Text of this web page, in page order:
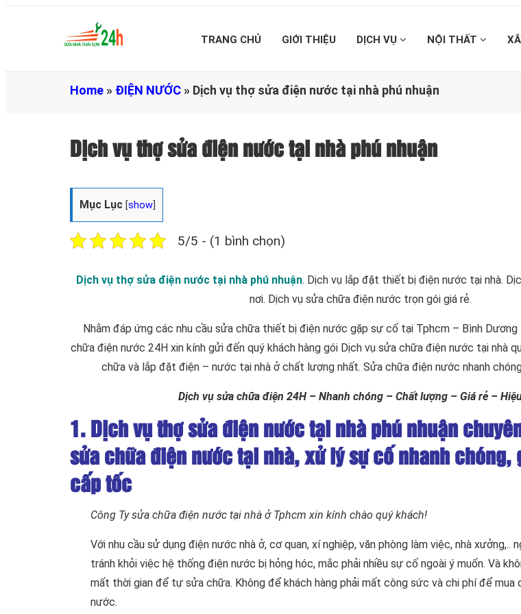
TRANG CHỦ GIỚI THIỆU DỊCH VỤ NỘI THẤT
Home » ĐIỆN NƯỚC » Dịch vụ thợ sửa điện nước tại nhà phú nhuận
Dịch vụ thợ sửa điện nước tại nhà phú nhuận
Mục Lục [show
5/5 - (1 bình chọn)
Dịch vụ thợ sửa điện nước tại nhà phú nhuận. Dịch vụ lắp đặt thiết bị điện nước tại nhà.
nơi. Dịch vụ sửa chữa điện nước trọn gói giá rẻ.
Nhằm đáp ứng các nhu cầu sửa chữa thiết bị điện nước gặp sự cố tại Tphcm – Bình Dương
chữa điện nước 24H xin kính gửi đến quý khách hàng gói Dịch vụ sửa chữa điện nước tại nhà
chữa và lắp đặt điện – nước tại nhà ở chất lượng nhất. Sửa chữa điện nước nhanh
Dịch vụ sửa chữa điện 24H – Nhanh chóng – Chất lượng – Giá rẻ –
1. Dịch vụ thợ sửa điện nước tại nhà phú nhuận
sửa chữa điện nước tại nhà, xử lý sự cố nhanh chóng,
cấp tốc
Công Ty sửa chữa điện nước tại nhà ở Tphcm xin kính chào quý khách!
Với nhu cầu sử dụng điện nước nhà ở, cơ quan, xí nghiệp, văn phòng làm việc, nhà xưởng,..
tránh khỏi việc hệ thống điện nước bị hỏng hóc, mắc phải nhiều sự cố ngoài ý muốn. Và
mất thời gian để tự sửa chữa. Không để khách hàng phải mất công sức và chi phí để
nước.